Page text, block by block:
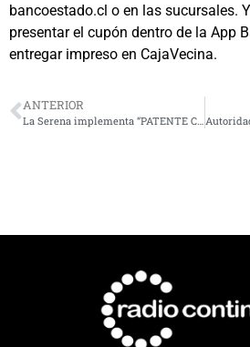
bancoestado.cl o en las sucursales.
presentar el cupón dentro de la App
entregar impreso en CajaVecina.
ANTERIOR